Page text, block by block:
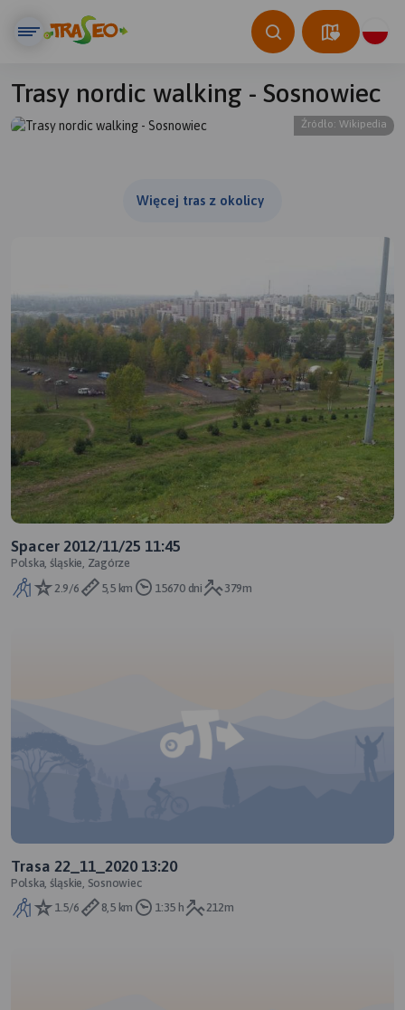
Trasy nordic walking - Sosnowiec
Źródło: Wikipedia
© Traseo Map © OpenMapTiles © OpenStreetMap contributors
Więcej tras z okolicy
Spacer 2012/11/25 11:45
Polska, śląskie, Zagórze
2.9/6
5,5 km 15670 dni 379m
Trasa 22_11_2020 13:20
Polska, śląskie, Sosnowiec
1.5/6
8,5 km 1:35 h 212m